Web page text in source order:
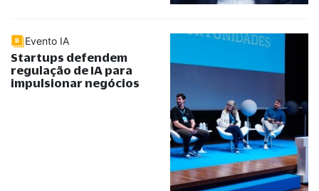
Evento IA
Startups defendem
regulação de IA para
impulsionar negócios